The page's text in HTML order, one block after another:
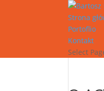
Strona
Portoflio
Kontakt
Select